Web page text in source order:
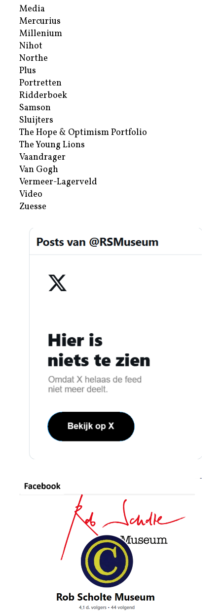
Media
Mercurius
Millenium
Nihot
Northe
Plus
Portretten
Ridderboek
Samson
Sluijters
The Hope & Optimism Portfolio
The Young Lions
Vaandrager
Van Gogh
Vermeer-Lagerveld
Video
Zuesse